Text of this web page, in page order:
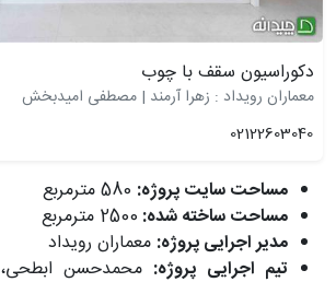
دکوراسیون سقف با چوب
معماران رویداد : زهرا آرمند | مصطفی امیدبخش
02122603040
مساحت سایت پروژه:
مساحت ساخته شده: 2500 مترمربع
مدیر اجرایی پروژه: معماران رویداد
تیم اجرایی پروژه: محمدحسن ابطحی،